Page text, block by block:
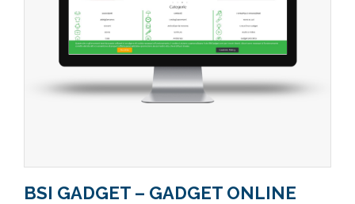
BSI GADGET – GADGET ONLINE